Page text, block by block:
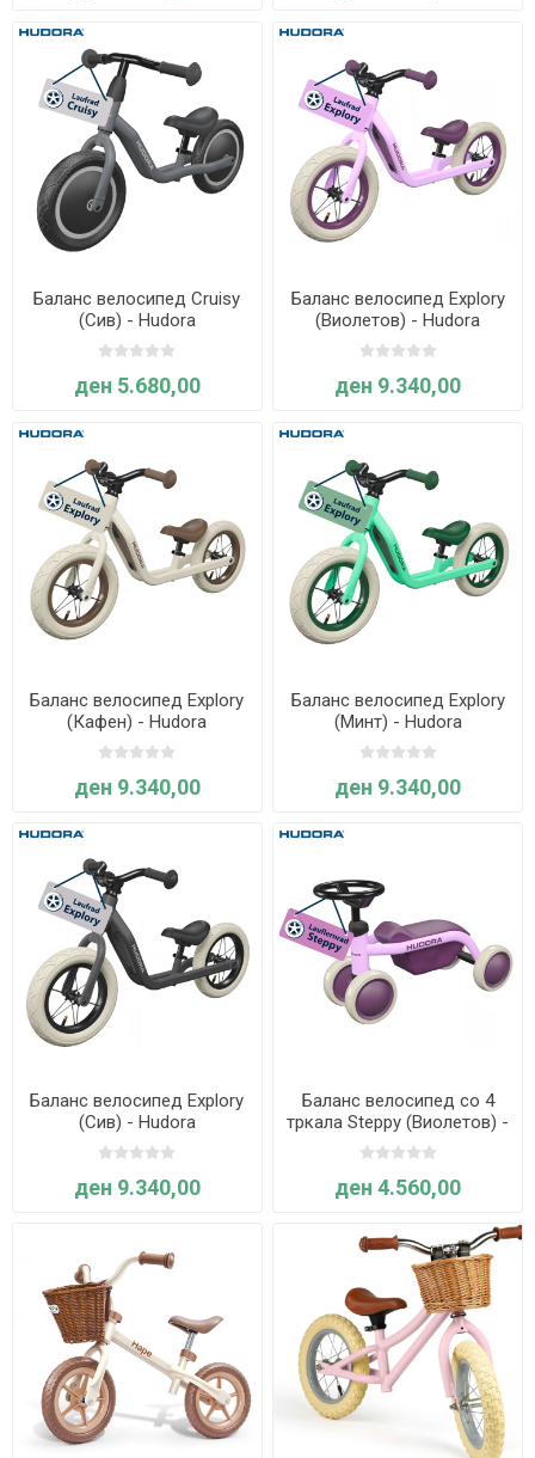
Баланс велосипед Cruisy
(Сив) - Hudora
ден 5.680,00
Баланс велосипед Explory
(Виолетов) - Hudora
ден 9.340,00
Баланс велосипед Explory
(Кафен) - Hudora
ден 9.340,00
Баланс велосипед Explory
(Минт) - Hudora
ден 9.340,00
Баланс велосипед Explory
(Сив) - Hudora
ден 9.340,00
Баланс велосипед со 4
тркала Steppy (Виолетов) -
Hudora
ден 4.560,00